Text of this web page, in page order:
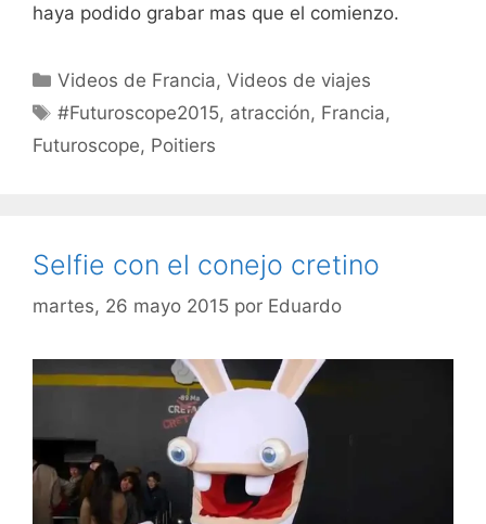
haya podido grabar mas que el comienzo.
Categorías
Videos de Francia,Videos de viajes
Etiquetas
#Futuroscope2015, atracción, Francia,
Futuroscope, Poitiers
Selfie con el conejo cretino
martes, 26 mayo 2015 por Eduardo